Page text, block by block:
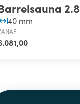
2.8
40 mm